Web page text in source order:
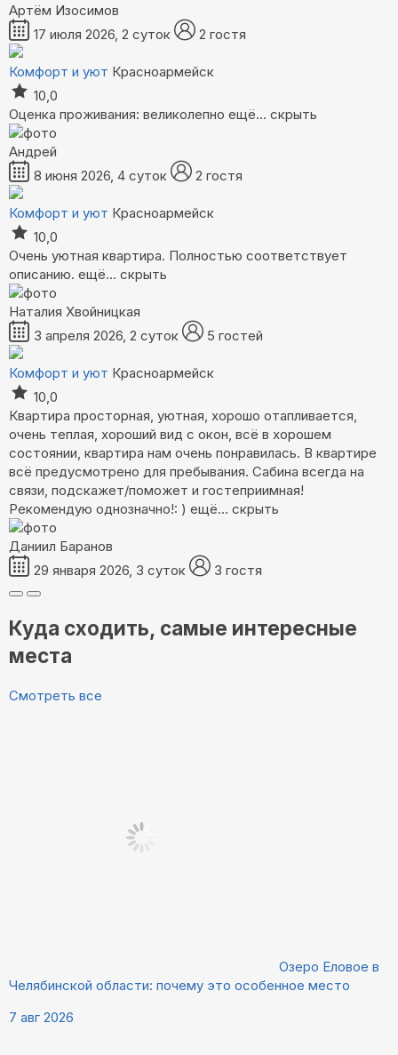
Артём Изосимов
17 июля 2026, 2 суток
2 гостя
Комфорт и уют Красноармейск
10,0
Оценка проживания: великолепно ещё... скрыть
Андрей
8 июня 2026, 4 суток
2 гостя
Комфорт и уют Красноармейск
10,0
Очень уютная квартира. Полностью соответствует
описанию. ещё... скрыть
Наталия Хвойницкая
3 апреля 2026, 2 суток
5 гостей
Комфорт и уют Красноармейск
10,0
Квартира просторная, уютная, хорошо отапливается,
очень теплая, хороший вид с окон, всё в хорошем
состоянии, квартира нам очень понравилась. В квартире
всё предусмотрено для пребывания. Сабина всегда на
связи, подскажет/поможет и гостеприимная!
Рекомендую однозначно!: ) ещё... скрыть
Даниил Баранов
29 января 2026, 3 суток
3 гостя
Куда сходить, самые интересные
места
Смотреть все
Озеро Еловое в
Челябинской области: почему это особенное место
7 авг 2026